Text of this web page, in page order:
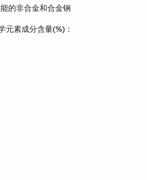
的非合金和合金钢
元素成分含量(%)：